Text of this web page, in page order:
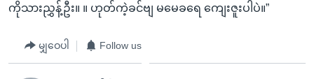
ကိုသားညွှန့်ဦး။ ။ ဟုတ်ကဲ့ခင်ဗျ မမေခရေ ကျေးဇူးပါပဲ။”
မျှဝေပါ Follow us